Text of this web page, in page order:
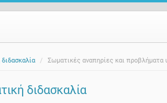
Σωματικές αναπηρίες και προβλήματα
διδασκαλία